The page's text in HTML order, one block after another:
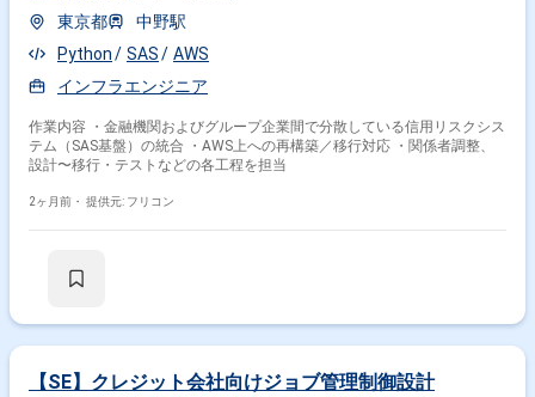
東京都
中野駅
Python
SAS
AWS
インフラエンジニア
作業内容 ・金融機関およびグループ企業間で分散している信用リスクシス
テム（SAS基盤）の統合 ・AWS上への再構築／移行対応 ・関係者調整、
設計〜移行・テストなどの各工程を担当
2ヶ月前・ 提供元: フリコン
【SE】クレジット会社向けジョブ管理制御設計